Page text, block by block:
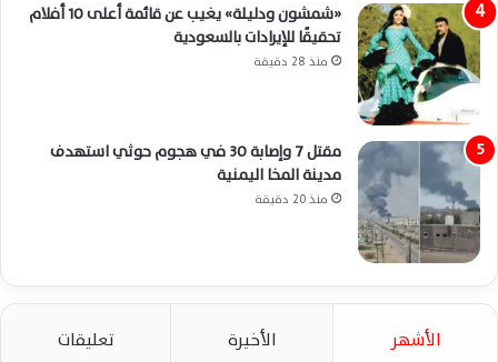
«شمشون ودليلة» يغيب عن قائمة أعلى 10 أفلام
تحقيقًا للإيرادات بالسعودية
منذ 28 دقيقة
مقتل 7 وإصابة 30 في هجوم حوثي استهدف
مدينة المخا اليمنية
منذ 20 دقيقة
الأشهر الأخيرة تعليقات